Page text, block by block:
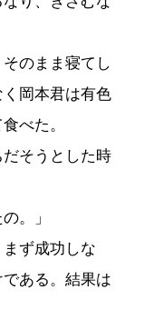
のまま寝てし
岡本君は有色
べた。
そうとした時
。」
ず成功しな
ある。結果は